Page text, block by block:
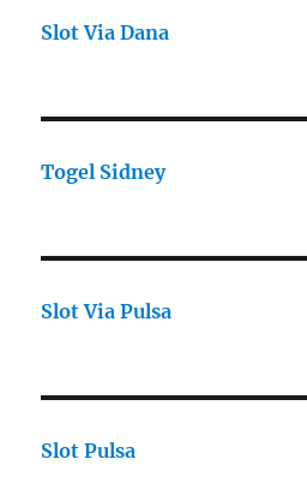
Slot Via Dana
Togel Sidney
Slot Via Pulsa
Slot Pulsa